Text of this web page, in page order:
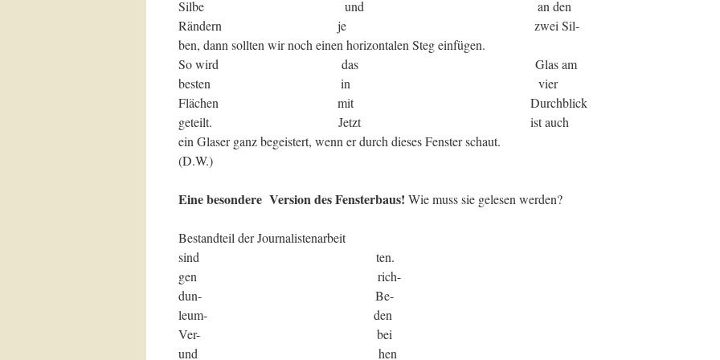
Silbe und an den
Rändern je zwei Sil-
ben, dann sollten wir noch einen horizontalen Steg einfügen.
So wird das Glas am
besten in vier
Flächen mit Durchblick
geteilt. Jetzt ist auch
ein Glaser ganz begeistert, wenn er durch dieses Fenster schaut.
(D.W.)
Eine besondere Version des Fensterbaus! Wie muss sie gelesen werden?
Bestandteil der Journalistenarbeit
sind ten.
gen rich-
dun- Be-
leum- den
Ver- bei
und hen